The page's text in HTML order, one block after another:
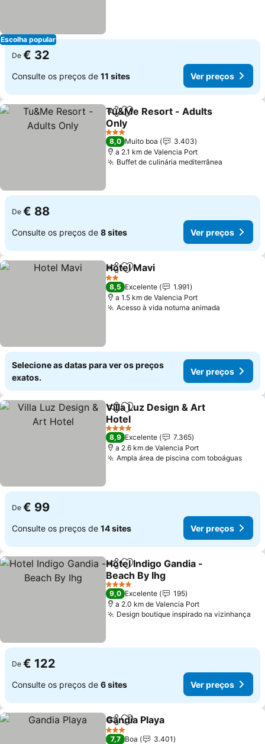
Escolha popular
De € 32
Consulte os preços de 11 sites Ver preços
PartilharAdicionar aos favoritos
Tu&Me Resort - Adults
Only
Ver preços
3 Estrelas
8,0 Muito boa
3.403
a 2.1 km de Valencia Port
Buffet de culinária mediterrânea
De € 88
Consulte os preços de 8 sites Ver preços
PartilharAdicionar aos favoritos
Hotel Mavi
2 Estrelas
8,5 Excelente
1.991
a 1.5 km de Valencia Port
Acesso à vida noturna animada
Selecione as datas para ver os preços
exatos.
Ver preços
PartilharAdicionar aos favoritos
Villa Luz Design & Art
Hotel
Ver preços
4 Estrelas
8,9 Excelente
7.365
a 2.6 km de Valencia Port
Ampla área de piscina com toboáguasVer
De € 99
Consulte os preços de 14 sites Ver preços
PartilharAdicionar aos favoritos
Hotel Indigo Gandia -
Beach By Ihg
Ver preços
4 Estrelas
9,0 Excelente
195
a 2.0 km de Valencia Port
Design boutique inspirado na vizinhança
De € 122
Consulte os preços de 6 sites Ver preços
PartilharAdicionar aos favoritos
Gandia Playa
3 Estrelas
7,7 Boa
3.401